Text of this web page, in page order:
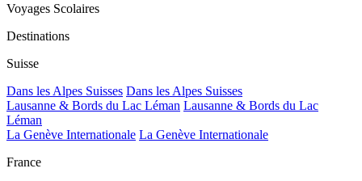
Voyages Scolaires
Destinations
Suisse
Dans les Alpes Suisses Dans les Alpes Suisses
Lausanne & Bords du Lac Léman Lausanne & Bords du Lac
Léman
La Genève Internationale La Genève Internationale
France